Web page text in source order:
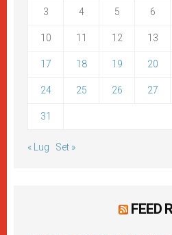
3 4 5 6
10 11 12 13
17 18 19 20
24 25 26 27
31
« Lug Set »
FEED